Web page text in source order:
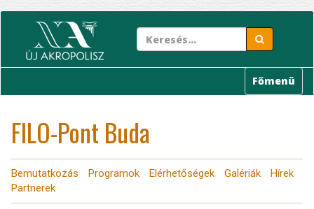
tartalomra
Főmenü
FILO-Pont Buda
Bemutatkozás Programok Elérhetőségek Galériák
Hírek
Partnerek